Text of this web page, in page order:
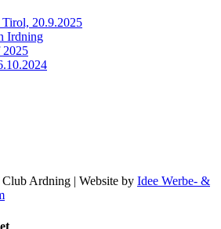
20.9.2025
Irdning
2025
Ardning | Website by Idee Werbe- &